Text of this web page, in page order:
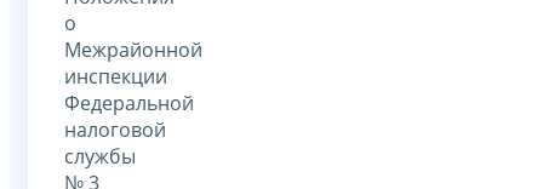
о
Межрайонной
инспекции
Федеральной
налоговой
службы
№ 3